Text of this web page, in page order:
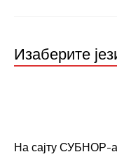
Изаберите
На сајту СУБНОР-